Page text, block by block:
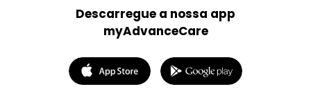
Descarregue a nossa app
myAdvanceCare